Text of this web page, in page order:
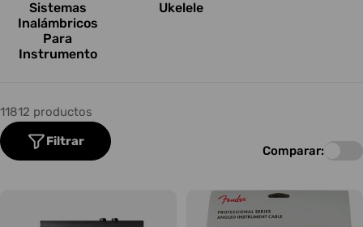
Sistemas
Inalámbricos
Para
Instrumento
Ukelele
11812 productos
Filtrar
Comparar: